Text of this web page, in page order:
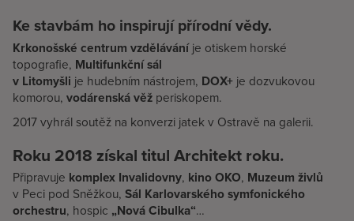
Ke stavbám ho inspirují přírodní vědy.
Krkonošské centrum vzděláváníje otiskem horské
topografie, Multifunkční sál
v Litomyšli je hudebním nástrojem, DOX+ je dozvukovou
komorou, vodárenská věž periskopem.
2017 vyhrál soutěž na konverzi jatek v Ostravě na galerii.
Roku 2018 získal titul Architekt roku.
Připravuje komplex Invalidovny, kino OKO, Muzeum živlů
v Peci pod Sněžkou, Sál Karlovarského symfonického
orchestru, hospic „Nová Cibulka“…